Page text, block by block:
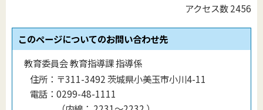
アクセス数2456
このページについてのお問い合わせ先
教育委員会 教育指導課 指導係
住所： 〒311-3492 茨城県小美玉市小川4-11
電話： 0299-48-1111